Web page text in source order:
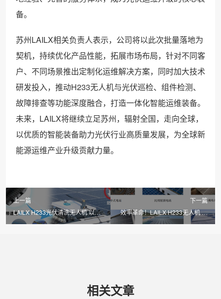
备。
苏州LAILX相关负责人表示，公司将以此次批量落地为
契机，持续优化产品性能，拓展市场布局，针对不同客
户、不同场景推出定制化运维解决方案，同时加大技术
研发投入，推动H233无人机与光伏巡检、组件检测、
故障排查等功能深度融合，打造一体化智能运维装备。
未来，LAILX将继续立足苏州，辐射全国，走向全球，
以优质的智能装备助力光伏行业高质量发展，为全球新
能源运维产业升级贡献力量。
上一篇
LAILX H233光伏清洗无人机 以硬
核创新破解光伏运维三大难题
下一篇
效率革命！LAILX H233无人机 推
动光伏运维从“人工时代”迈入“智能
相关文章